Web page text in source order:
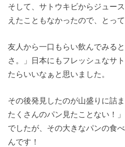
そして、サトウキビからジュー
えたこともなかったので、とっ
友人から一口もらい飲んでみる
さ。」日本にもフレッシュなサ
たらいいなぁと思いました。
その後発見したのが山盛りに詰
たくさんのパン見たことない！
でしたが、その大きなパンの食
んです！